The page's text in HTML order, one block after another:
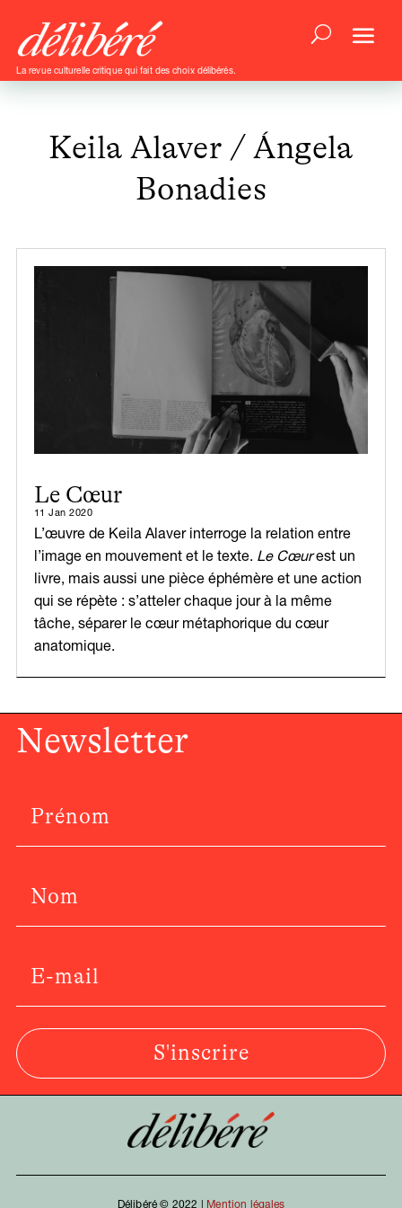
La revue culturelle critique qui fait des choix délibérés.
Keila Alaver / Ángela
Bonadies
Le Cœur
11 Jan 2020
L’œuvre de Keila Alaver interroge la relation entre
l’image en mouvement et le texte. Le Cœurest un
livre, mais aussi une pièce éphémère et une action
qui se répète : s’atteler chaque jour à la même
tâche, séparer le cœur métaphorique du cœur
anatomique.
Newsletter
S'inscrire
Délibéré © 2022 | Mention légales